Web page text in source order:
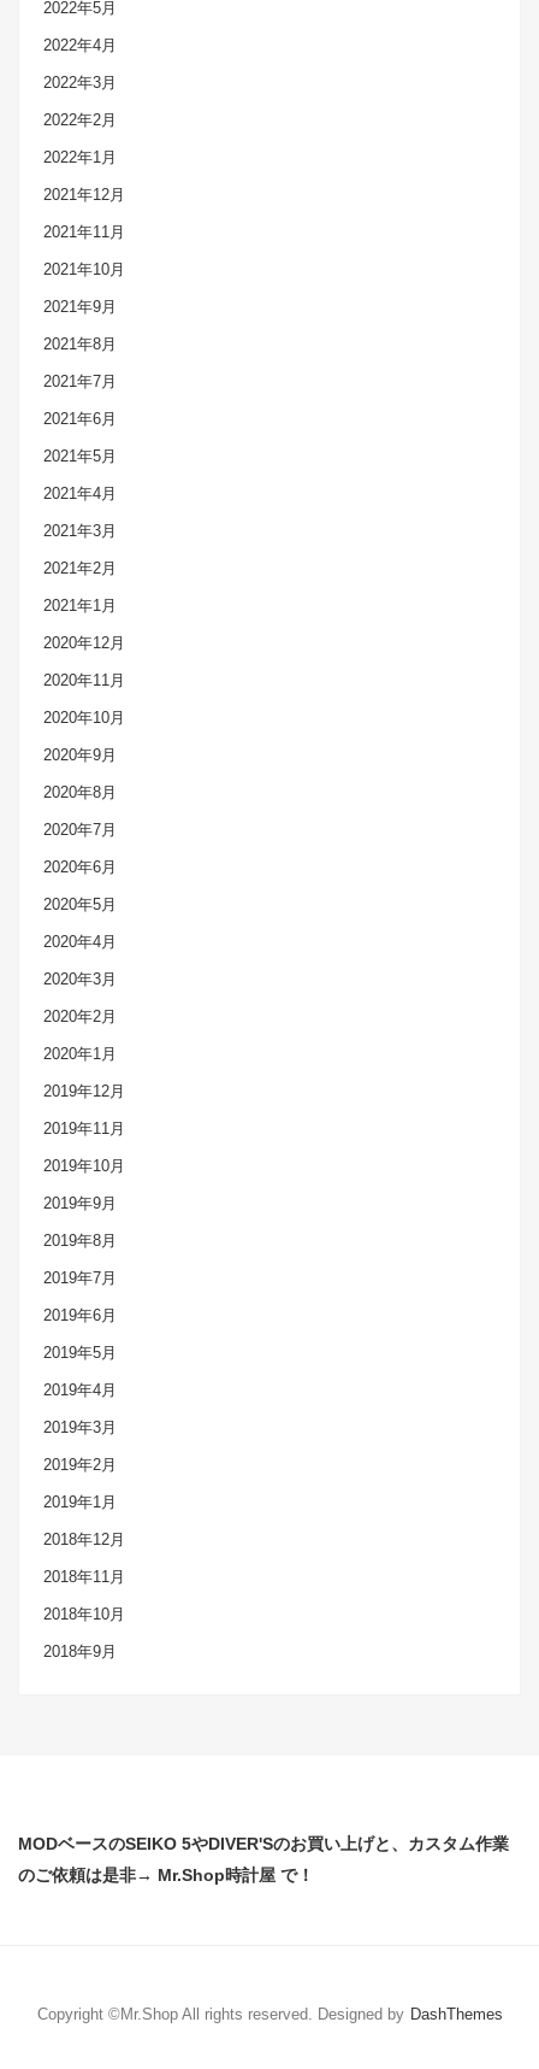
2022年5月
2022年4月
2022年3月
2022年2月
2022年1月
2021年12月
2021年11月
2021年10月
2021年9月
2021年8月
2021年7月
2021年6月
2021年5月
2021年4月
2021年3月
2021年2月
2021年1月
2020年12月
2020年11月
2020年10月
2020年9月
2020年8月
2020年7月
2020年6月
2020年5月
2020年4月
2020年3月
2020年2月
2020年1月
2019年12月
2019年11月
2019年10月
2019年9月
2019年8月
2019年7月
2019年6月
2019年5月
2019年4月
2019年3月
2019年2月
2019年1月
2018年12月
2018年11月
2018年10月
2018年9月
MODベースのSEIKO 5やDIVER'Sのお買い上げと、カスタム作業
のご依頼は是非→ Mr.Shop時計屋 で！
Copyright ©Mr.Shop All rights reserved. Designed by DashThemes